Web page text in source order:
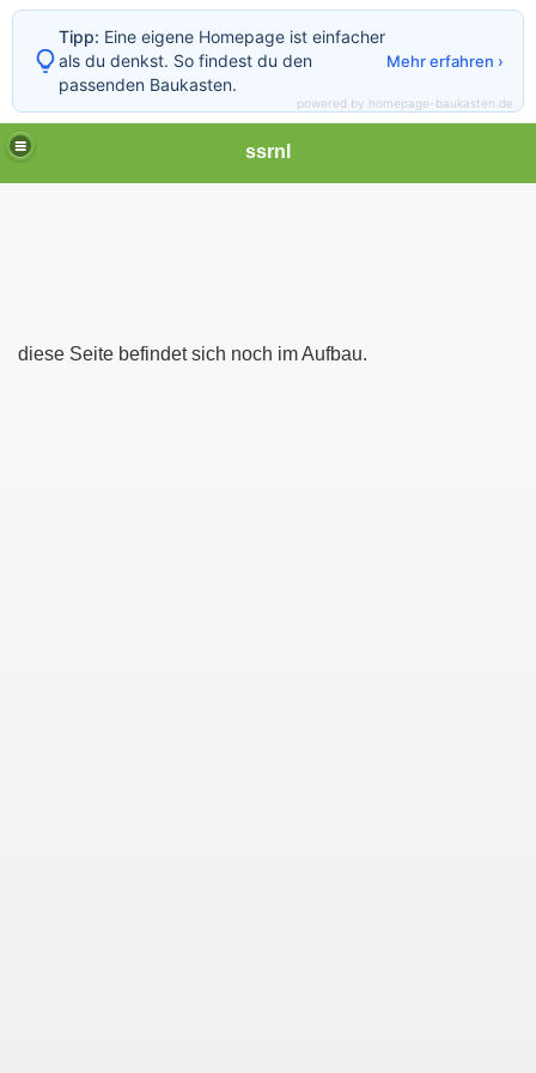
ssrnl
diese Seite befindet sich noch im Aufbau.
Tipp: Eine eigene Homepage ist einfacher
als du denkst. So findest du den
passenden Baukasten.
Mehr erfahren ›
powered by homepage-baukasten.de